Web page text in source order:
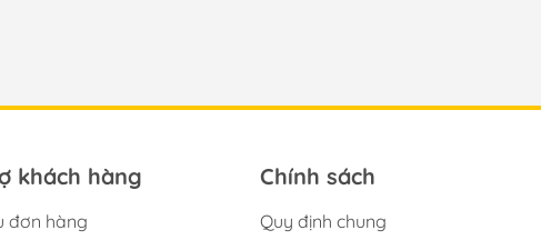
khách hàng
đơn hàng
Chính sách
Quy định chung